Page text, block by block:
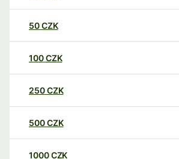
50CZK
100CZK
250CZK
500CZK
1000CZK